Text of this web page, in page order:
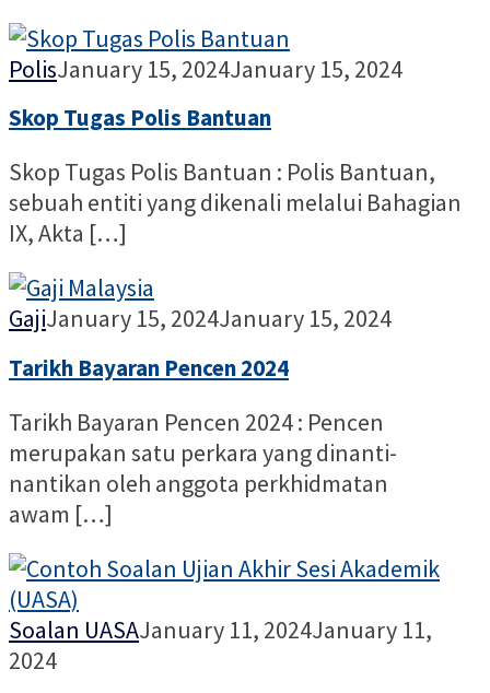
PolisNur
January 15, 2024January 15, 2024
Skop Tugas Polis Bantuan
Skop Tugas Polis Bantuan : Polis Bantuan,
sebuah entiti yang dikenali melalui Bahagian
IX, Akta […]
GajiNur
January 15, 2024January 15, 2024
Tarikh Bayaran Pencen 2024
Tarikh Bayaran Pencen 2024 : Pencen
merupakan satu perkara yang dinanti-
nantikan oleh anggota perkhidmatan
awam […]
Soalan UASANur
January 11, 2024January 11,
2024